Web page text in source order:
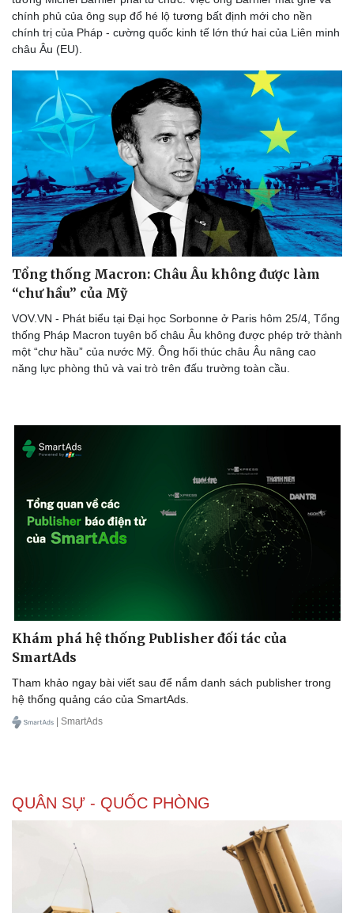
Doanh nghiệp
Thông tin doanh nghiệp
Doanh nghiệp 24h
Doanh nhân
Vì cộng đồng
Công nghệ
Sành điệu
Tin Công nghệ
Trải nghiệm
Chuyển đổi số
chính phủ của ông sụp đổ hé lộ tương bất định mới cho nền
chính trị của Pháp - cường quốc kinh tế lớn thứ hai của Liên minh
châu Âu (EU).
Tổng thống Macron: Châu Âu không được làm
“chư hầu” của Mỹ
VOV.VN - Phát biểu tại Đại học Sorbonne ở Paris hôm 25/4, Tổng
thống Pháp Macron tuyên bố châu Âu không được phép trở thành
một “chư hầu” của nước Mỹ. Ông hối thúc châu Âu nâng cao
năng lực phòng thủ và vai trò trên đấu trường toàn cầu.
Khám phá hệ thống Publisher đối tác của
SmartAds
Tham khảo ngay bài viết sau để nắm danh sách publisher trong
hệ thống quảng cáo của SmartAds.
| SmartAds
QUÂN SỰ - QUỐC PHÒNG